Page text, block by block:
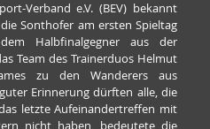
Verband e.V. (BEV) bekannt
Sonthofer am ersten Spieltag
Halbfinalgegner aus der
Team des Trainerduos Helmut
zu den Wanderers aus
Erinnerung dürften alle, die
letzte Aufeinandertreffen mit
nicht haben, bedeutete die